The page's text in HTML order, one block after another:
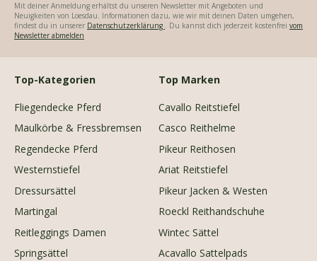
Mit deiner Anmeldung erhältst du unseren Newsletter mit Angeboten und
Neuigkeiten von Loesdau. Informationen dazu, wie wir mit deinen Daten umgehen,
findest du in unserer Datenschutzerklärung . Du kannst dich jederzeit kostenfrei vom
Newsletter abmelden
Top-Kategorien
Fliegendecke Pferd
Maulkörbe & Fressbremsen
Regendecke Pferd
Westernstiefel
Dressursättel
Martingal
Reitleggings Damen
Springsättel
Top Marken
Cavallo Reitstiefel
Casco Reithelme
Pikeur Reithosen
Ariat Reitstiefel
Pikeur Jacken & Westen
Roeckl Reithandschuhe
Wintec Sättel
Acavallo Sattelpads